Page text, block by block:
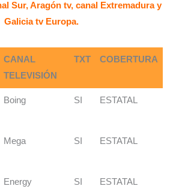
Sur, Aragón tv, canal Extremadura y
Galicia tv Europa.
CANAL
TELEVISIÓN
TXT COBERTURA
Boing SI ESTATAL
Mega SI ESTATAL
Energy SI ESTATAL